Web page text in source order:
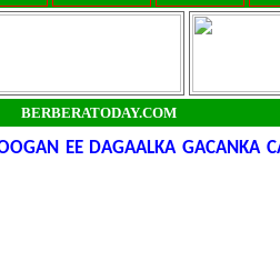
BERBERATODAY.COM
EE DAGAALKA GACANKA